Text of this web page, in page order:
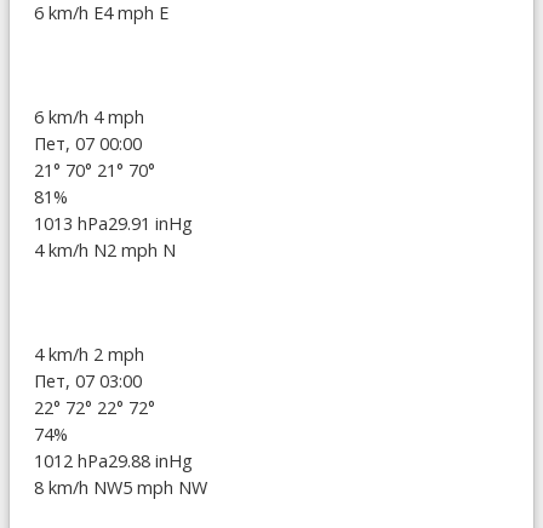
6 km/h E4 mph E
6 km/h 4 mph
Пет, 07 00:00
21° 70° 21° 70°
81%
1013 hPa29.91 inHg
4 km/h N2 mph N
4 km/h 2 mph
Пет, 07 03:00
22° 72° 22° 72°
74%
1012 hPa29.88 inHg
8 km/h NW5 mph NW